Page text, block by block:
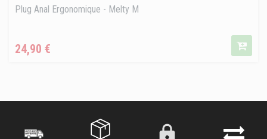
Plug Anal Ergonomique - Melty M
24,90 €